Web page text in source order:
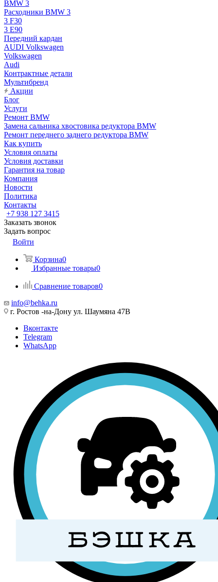
BMW 3
Расходники BMW 3
3 F30
3 E90
Передний кардан
AUDI Volkswagen
Volkswagen
Audi
Контрактные детали
Мультибренд
Акции
Блог
Услуги
Ремонт BMW
Замена сальника хвостовика редуктора BMW
Ремонт переднего заднего редуктора BMW
Как купить
Условия оплаты
Условия доставки
Гарантия на товар
Компания
Новости
Политика
Контакты
+7 938 127 3415
Заказать звонок
Задать вопрос
Войти
Корзина0
Избранные товары0
Сравнение товаров0
info@behka.ru
г. Ростов -на-Дону ул. Шаумяна 47В
Вконтакте
Telegram
WhatsApp